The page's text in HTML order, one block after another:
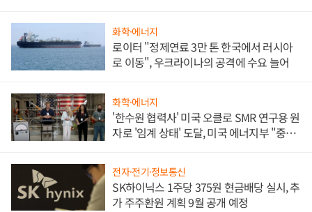
화학·에너지
로이터 "정제연료 3만 톤 한국에서 러시아
로 이동", 우크라이나의 공격에 수요 늘어
화학·에너지
'한수원 협력사' 미국 오클로 SMR 연구용 원
자로 '임계 상태' 도달, 미국 에너지부 "중요
전자·전기·정보통신
SK하이닉스 1주당 375원 현금배당 실시, 추
가 주주환원 계획 9월 공개 예정